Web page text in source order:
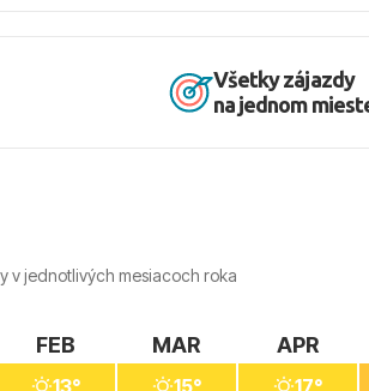
Všetky zájazdy
na jednom
v jednotlivých mesiacoch roka
FEB
13°
MAR
15°
APR
17°